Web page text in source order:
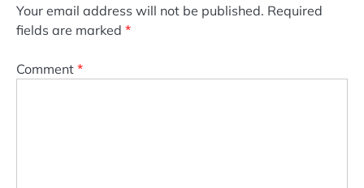
Your email address will not be published. Required
fields are marked *
Comment *